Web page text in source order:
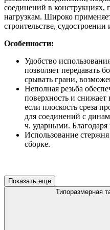
соединений в
нагрузкам. Широко
строительстве, судостроении
Особенности:
Удобство
позволяет передавать
срывать грани,
Неполная резьба
поверхность и
если плоскость среза
для соединений с
ч. ударными. Благодаря
Использование
сборке.
Показать еще
Типоразмерная